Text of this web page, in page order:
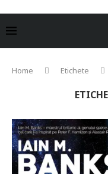
Home Etichete